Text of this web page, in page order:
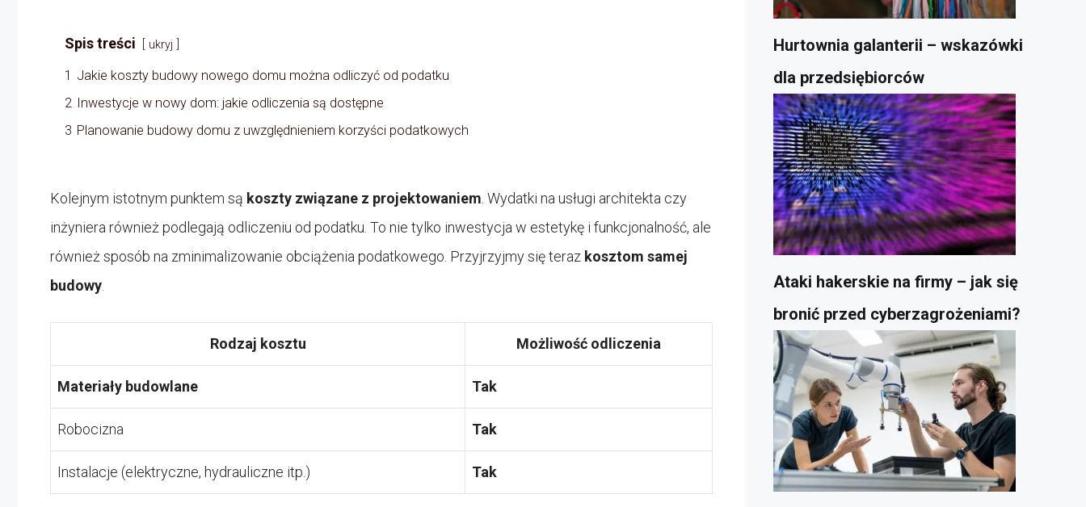
Spis treści ukryj
1 Jakie koszty budowy nowego domu można odliczyć od podatku
2
Inwestycje w nowy dom: jakie odliczenia są dostępne
3 Planowanie budowy domu z uwzględnieniem korzyści podatkowych
Kolejnym istotnym punktem są koszty związane z projektowaniem. Wydatki na usługi architekta czy
inżyniera również podlegają odliczeniu od podatku. To nie tylko inwestycja w estetykę i funkcjonalność, ale
również sposób na zminimalizowanie obciążenia podatkowego. Przyjrzyjmy się teraz kosztom samej
budowy.
Rodzaj kosztu Możliwość odliczenia
Materiały budowlane Tak
Robocizna Tak
Instalacje (elektryczne, hydrauliczne itp.) Tak
Hurtownia galanterii – wskazówki
dla przedsiębiorców
Ataki hakerskie na firmy – jak się
bronić przed cyberzagrożeniami?